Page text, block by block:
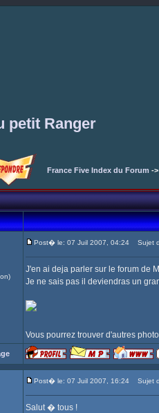
petit Ranger
France Five Index du Forum ->
Post� le: 07 Juil 2007, 04:24 Sujet
J'en ai deja parler sur le forum de
Je ne sais pas il deviendras un
Vous pourrez trouver d'autres
Post� le: 07 Juil 2007, 16:24 Sujet
Salut � tous !